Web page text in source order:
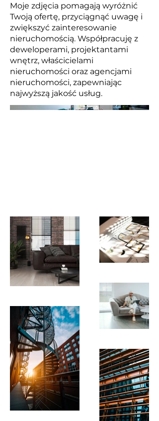
Moje zdjęcia pomagają wyróżnić
Twoją ofertę, przyciągnąć uwagę i
zwiększyć zainteresowanie
nieruchomością. Współpracuję z
deweloperami, projektantami
wnętrz, właścicielami
nieruchomości oraz agencjami
nieruchomości, zapewniając
najwyższą jakość usług.